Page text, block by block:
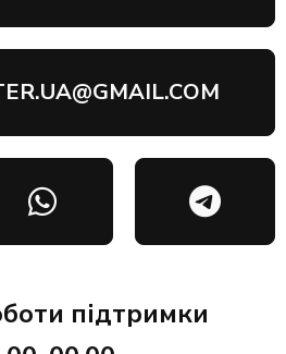
підтримки